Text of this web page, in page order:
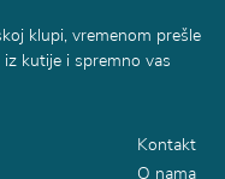
klupi, vremenom prešle
kutije i spremno vas
Kontakt
O nama